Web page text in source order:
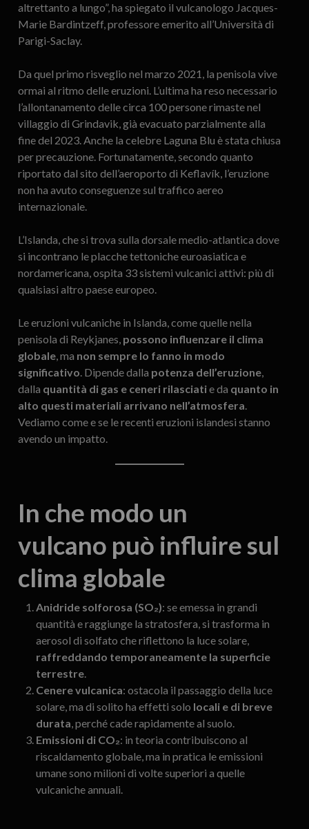
altrettanto a lungo”, ha spiegato il vulcanologo Jacques-
Marie Bardintzeff, professore emerito all’Università di
Parigi-Saclay.
Da quel primo risveglio nel marzo 2021, la penisola vive
ormai al ritmo delle eruzioni. L’ultima ha reso necessario
l’allontanamento delle circa 100 persone rimaste nel
villaggio di Grindavik, già evacuato parzialmente alla
fine del 2023. Anche la celebre Laguna Blu è stata chiusa
per precauzione. Fortunatamente, secondo quanto
riportato dal sito dell’aeroporto di Keflavík, l’eruzione
non ha avuto conseguenze sul traffico aereo
internazionale.
L’Islanda, che si trova sulla dorsale medio-atlantica dove
si incontrano le placche tettoniche euroasiatica e
nordamericana, ospita 33 sistemi vulcanici attivi: più di
qualsiasi altro paese europeo.
Le eruzioni vulcaniche in Islanda, come quelle nella
penisola di Reykjanes, possono influenzare il clima
globale, ma non sempre lo fanno in modo
significativo. Dipende dalla potenza dell’eruzione,
dalla quantità di gas e ceneri rilasciatie da quanto in
alto questi materiali arrivano nell’atmosfera.
Vediamo come e se le recenti eruzioni islandesi stanno
avendo un impatto.
In che modo un
vulcano può influire sul
clima globale
Anidride solforosa (SO₂): se emessa in grandi
quantità e raggiunge la stratosfera, si trasforma in
aerosol di solfato che riflettono la luce solare,
raffreddando temporaneamente la superficie
terrestre.
Cenere vulcanica: ostacola il passaggio della luce
solare, ma di solito ha effetti solo locali e di breve
durata, perché cade rapidamente al suolo.
Emissioni di CO₂: in teoria contribuiscono al
riscaldamento globale, ma in pratica le emissioni
umane sono milioni di volte superiori a quelle
vulcaniche annuali.